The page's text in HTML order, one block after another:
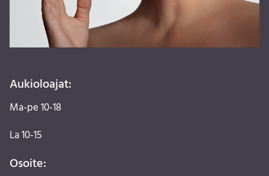
Aukioloajat:
Ma-pe 10-18
La 10-15
Osoite: